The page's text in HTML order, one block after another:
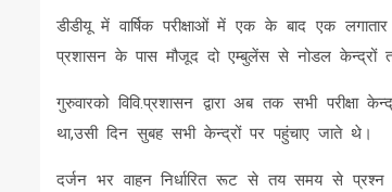
डीडीयू में वार्षिक परीक्षाओं में एक के बाद एक
प्रशासन के पास मौजूद दो एम्बुलेंस से नोडल केन्द्रों
गुरुवारको विवि.प्रशासन द्वारा अब तक सभी
था,उसी दिन सुबह सभी केन्द्रों पर पहुंचाए जाते थे।
दर्जन भर वाहन निर्धारित रूट से तय समय से